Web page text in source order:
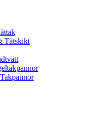
Tätskikt